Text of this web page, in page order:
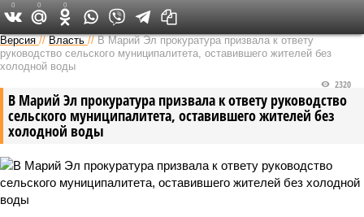
Версия в Чувашии
Версия //Власть //В Марий Эл прокуратура призвала к ответу
руководство сельского муниципалитета, оставившего жителей без
холодной воды
В Марий Эл прокуратура призвала к ответу руководство
сельского муниципалитета, оставившего жителей без
холодной воды
2320
0 0 0